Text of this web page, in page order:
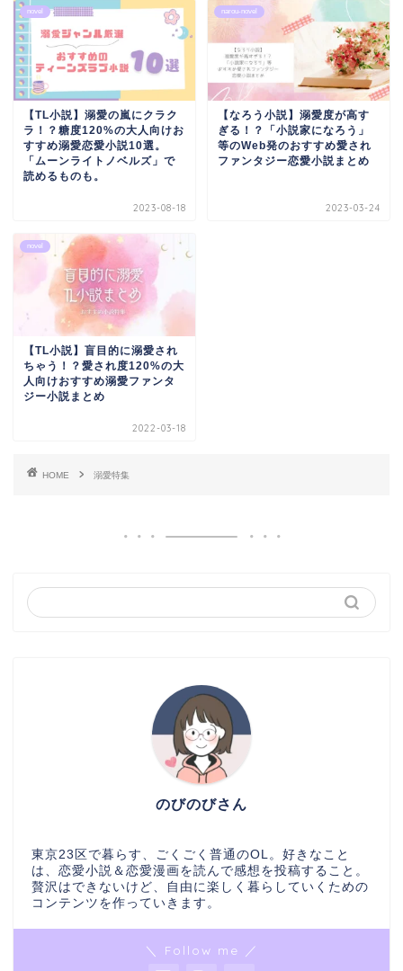
novel
【TL小説】溺愛の嵐にクラク
ラ！？糖度120%の大人向けお
すすめ溺愛恋愛小説10選。
「ムーンライトノベルズ」で
読めるものも。
2023-08-18
narou-novel
【なろう小説】溺愛度が高す
ぎる！？「小説家になろう」
等のWeb発のおすすめ愛され
ファンタジー恋愛小説まとめ
2023-03-24
novel
【TL小説】盲目的に溺愛され
ちゃう！？愛され度120%の大
人向けおすすめ溺愛ファンタ
ジー小説まとめ
2022-03-18
HOME 溺愛特集
のびのびさん
東京23区で暮らす、ごくごく普通のOL。好きなこと
は、恋愛小説＆恋愛漫画を読んで感想を投稿すること。
贅沢はできないけど、自由に楽しく暮らしていくための
コンテンツを作っていきます。
＼ Follow me ／